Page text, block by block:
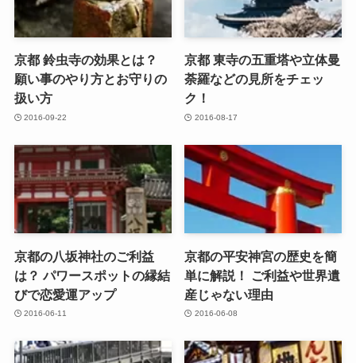
京都 鈴虫寺の効果とは？
願い事のやり方とお守りの
扱い方
2016-09-22
京都 東寺の五重塔や立体曼
荼羅などの見所をチェッ
ク！
2016-08-17
京都の八坂神社のご利益
は？ パワースポットの縁結
びで恋愛運アップ
2016-06-11
京都の平安神宮の歴史を簡
単に解説！ ご利益や世界遺
産じゃない理由
2016-06-08